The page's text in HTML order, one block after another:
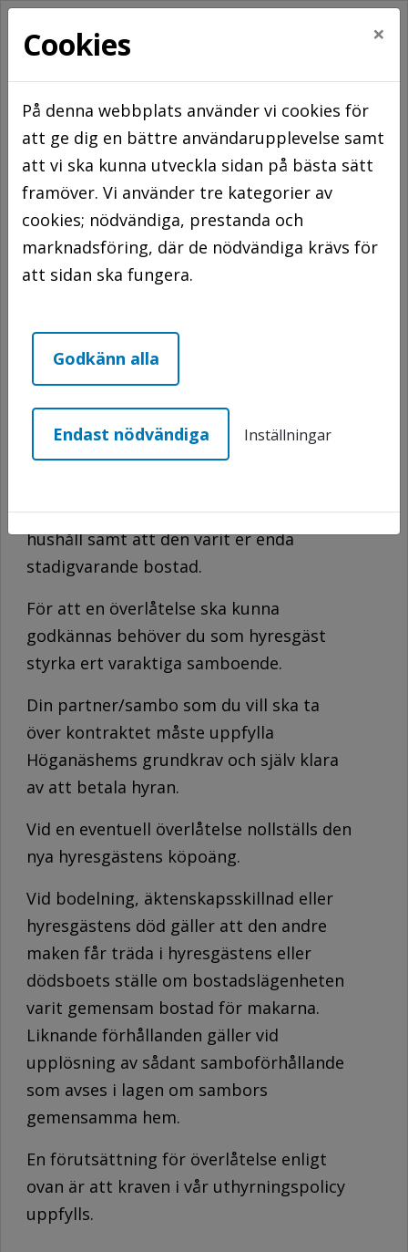
Hem
Förändrat boende
Överlåtelse
Överlåtelse
Undantagna från denna regel är
med hyresgästen. För att din
partner/sambo ska kunna överta
lägenheten krävs att ni har varit
lägenheten har använts med gemensamt
hushåll samt att den varit er enda
stadigvarande bostad.
För att en överlåtelse ska kunna
godkännas behöver du som hyresgäst
styrka ert varaktiga samboende.
Din partner/sambo som du vill ska ta
över kontraktet måste uppfylla
Höganäshems grundkrav och själv klara
av att betala hyran.
Vid en eventuell överlåtelse nollställs den
nya hyresgästens köpoäng.
Vid bodelning, äktenskapsskillnad eller
hyresgästens död gäller att den andre
maken får träda i hyresgästens eller
dödsboets ställe om bostadslägenheten
varit gemensam bostad för makarna.
Liknande förhållanden gäller vid
upplösning av sådant samboförhållande
som avses i lagen om sambors
gemensamma hem.
En förutsättning för överlåtelse enligt
ovan är att kraven i vår uthyrningspolicy
uppfylls.
Cookies ×
På denna webbplats använder vi cookies för
att ge dig en bättre användarupplevelse samt
att vi ska kunna utveckla sidan på bästa sätt
framöver. Vi använder tre kategorier av
cookies; nödvändiga, prestanda och
marknadsföring, där de nödvändiga krävs för
att sidan ska fungera.
Godkänn alla
Endast nödvändiga Inställningar